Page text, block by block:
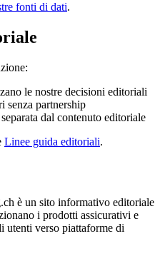
fonti di dati.
le nostre decisioni editoriali
senza partnership
dal contenuto editoriale
Linee guida editoriali.
è un sito informativo editoriale
i prodotti assicurativi e
utenti verso piattaforme di